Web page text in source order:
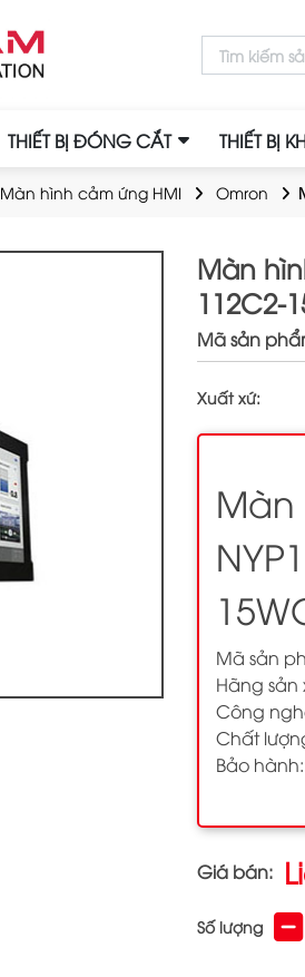
THIẾT BỊ ĐÓNG CẮT THIẾT BỊ
Màn hình cảm ứng HMI Omron
Màn
112C2-
Mã sản
Xuất xứ:
Màn
Mã sản
Hãng sản
Công
Chất
Bảo
Giá bán:
Số lượng